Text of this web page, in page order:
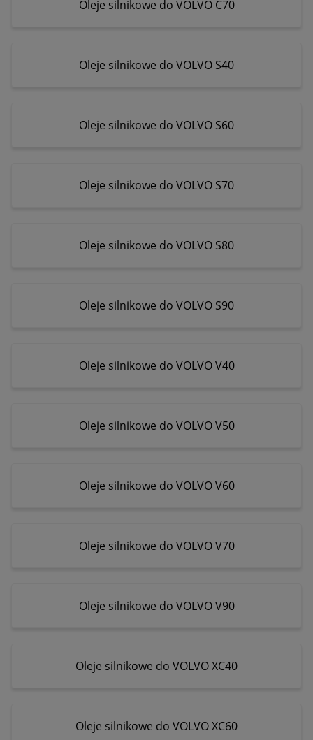
Oleje silnikowe do VOLVO C70
Oleje silnikowe do VOLVO S40
Oleje silnikowe do VOLVO S60
Oleje silnikowe do VOLVO S70
Oleje silnikowe do VOLVO S80
Oleje silnikowe do VOLVO S90
Oleje silnikowe do VOLVO V40
Oleje silnikowe do VOLVO V50
Oleje silnikowe do VOLVO V60
Oleje silnikowe do VOLVO V70
Oleje silnikowe do VOLVO V90
Oleje silnikowe do VOLVO XC40
Oleje silnikowe do VOLVO XC60